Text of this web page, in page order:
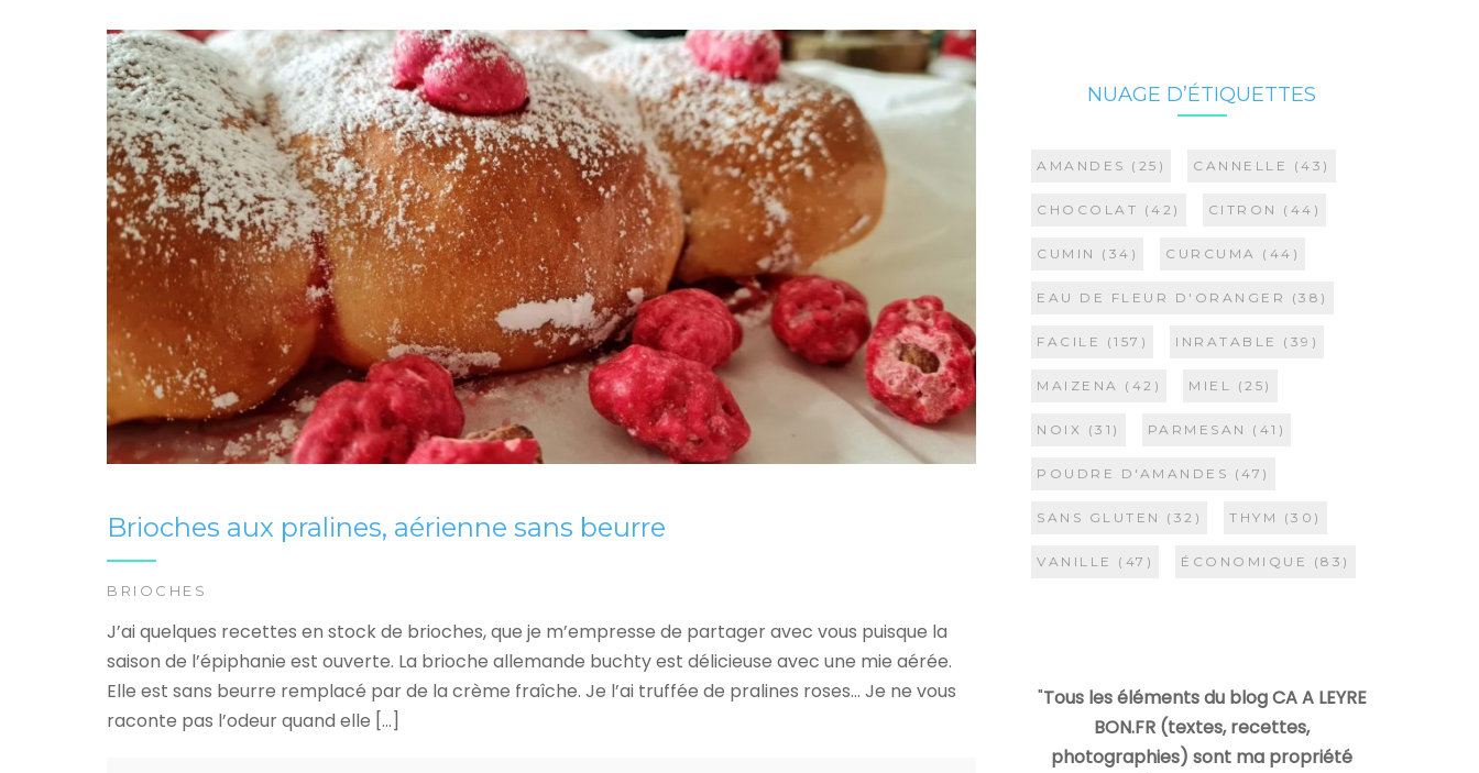
Brioches aux pralines, aérienne sans beurre
BRIOCHES
J’ai quelques recettes en stock de brioches, que je m’empresse de partager avec vous puisque la
saison de l’épiphanie est ouverte. La brioche allemande buchty est délicieuse avec une mie aérée.
Elle est sans beurre remplacé par de la crème fraîche. Je l’ai truffée de pralines roses… Je ne vous
raconte pas l’odeur quand elle […]
NUAGE D’ÉTIQUETTES
AMANDES (25) CANNELLE (43)
CHOCOLAT (42) CITRON (44)
CUMIN (34) CURCUMA (44)
EAU DE FLEUR D'ORANGER (38)
FACILE (157) INRATABLE (39)
MAIZENA (42) MIEL (25)
NOIX (31) PARMESAN (41)
POUDRE D'AMANDES (47)
SANS GLUTEN (32) THYM (30)
VANILLE (47) ÉCONOMIQUE (83)
"Tous les éléments du blog CA A LEYRE
BON.FR (textes, recettes,
photographies) sont ma propriété